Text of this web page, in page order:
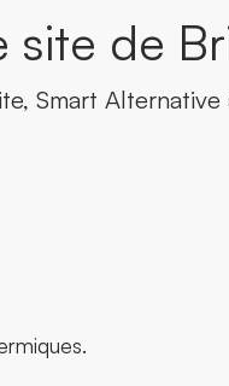
de
Smart